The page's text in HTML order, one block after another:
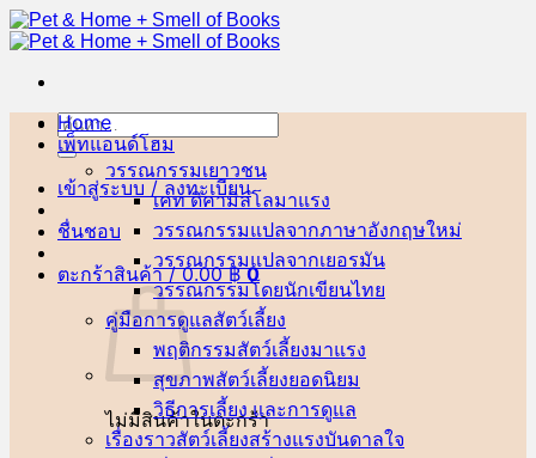
ข้าม
ไป
เนื้อหา
ค้นหา:
เข้าสู่ระบบ / ลงทะเบียน
ชื่นชอบ
ตะกร้าสินค้า /0.00฿ 0
ไม่มีสินค้าในตะกร้า
Home
เพ็ทแอนด์โฮม
วรรณกรรมเยาวชน
เคท ดิคามิลโล
วรรณกรรมแปลจากภาษาอังกฤษ
วรรณกรรมแปลจากเยอรมัน
วรรณกรรมโดยนักเขียนไทย
คู่มือการดูแลสัตว์เลี้ยง
พฤติกรรมสัตว์เลี้ยง
สุขภาพสัตว์เลี้ยง
วิธีการเลี้ยง และการดูแล
เรื่องราวสัตว์เลี้ยงสร้างแรงบันดาลใจ